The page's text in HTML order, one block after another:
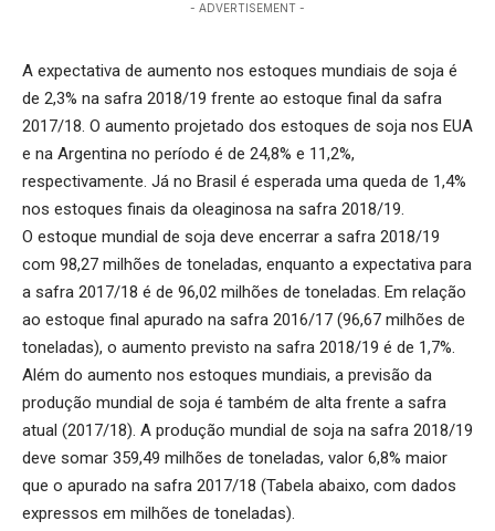
- ADVERTISEMENT -
A expectativa de aumento nos estoques mundiais de soja é
de 2,3% na safra 2018/19 frente ao estoque final da safra
2017/18. O aumento projetado dos estoques de soja nos EUA
e na Argentina no período é de 24,8% e 11,2%,
respectivamente. Já no Brasil é esperada uma queda de 1,4%
nos estoques finais da oleaginosa na safra 2018/19.
O estoque mundial de soja deve encerrar a safra 2018/19
com 98,27 milhões de toneladas, enquanto a expectativa para
a safra 2017/18 é de 96,02 milhões de toneladas. Em relação
ao estoque final apurado na safra 2016/17 (96,67 milhões de
toneladas), o aumento previsto na safra 2018/19 é de 1,7%.
Além do aumento nos estoques mundiais, a previsão da
produção mundial de soja é também de alta frente a safra
atual (2017/18). A produção mundial de soja na safra 2018/19
deve somar 359,49 milhões de toneladas, valor 6,8% maior
que o apurado na safra 2017/18 (Tabela abaixo, com dados
expressos em milhões de toneladas).